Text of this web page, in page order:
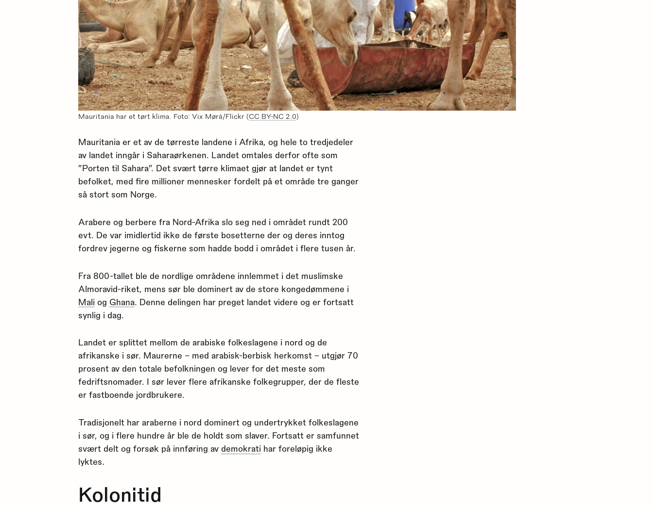
Mauritania har et tørt klima. Foto: Vix Mørá/Flickr (CC BY-NC 2.0)
Mauritania er et av de tørreste landene i Afrika, og hele to tredjedeler
av landet inngår i Saharaørkenen. Landet omtales derfor ofte som
”Porten til Sahara”. Det svært tørre klimaet gjør at landet er tynt
befolket, med fire millioner mennesker fordelt på et område tre ganger
så stort som Norge.
Arabere og berbere fra Nord-Afrika slo seg ned i området rundt 200
evt. De var imidlertid ikke de første bosetterne der og deres inntog
fordrev jegerne og fiskerne som hadde bodd i området i flere tusen år.
Fra 800-tallet ble de nordlige områdene innlemmet i det muslimske
Almoravid-riket, mens sør ble dominert av de store kongedømmene i
Mali og Ghana . Denne delingen har preget landet videre og er fortsatt
synlig i dag.
Landet er splittet mellom de arabiske folkeslagene i nord og de
afrikanske i sør. Maurerne – med arabisk-berbisk herkomst – utgjør 70
prosent av den totale befolkningen og lever for det meste som
fedriftsnomader. I sør lever flere afrikanske folkegrupper, der de fleste
er fastboende jordbrukere.
Tradisjonelt har araberne i nord dominert og undertrykket folkeslagene
i sør, og i flere hundre år ble de holdt som slaver. Fortsatt er samfunnet
svært delt og forsøk på innføring av demokrati har foreløpig ikke
lyktes.
Kolonitid